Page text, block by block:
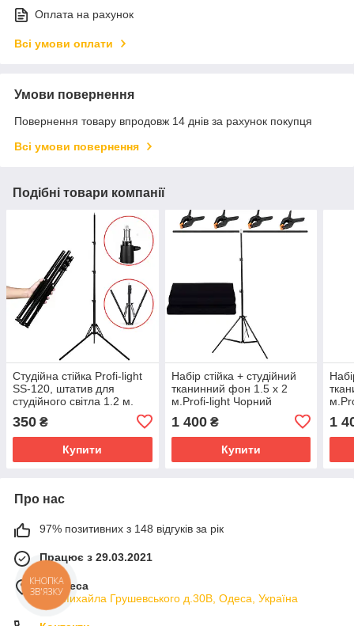
Оплата на рахунок
Всі умови оплати
Умови повернення
Повернення товару впродовж 14 днів за рахунок покупця
Всі умови повернення
Подібні товари компанії
Студійна стійка Profi-light
SS-120, штатив для
студійного світла 1.2 м.
350 ₴
Купити
Набір стійка + студійний
тканинний фон 1.5 х 2
м.Profi-light Чорний
1 400₴
Купити
1
Про нас
97% позитивних з 148 відгуків за рік
Працює з 29.03.2021
м. Одеса
вул.Михайла Грушевського д.30В, Одеса, Україна
КНОПКА
ЗВ'ЯЗКУ